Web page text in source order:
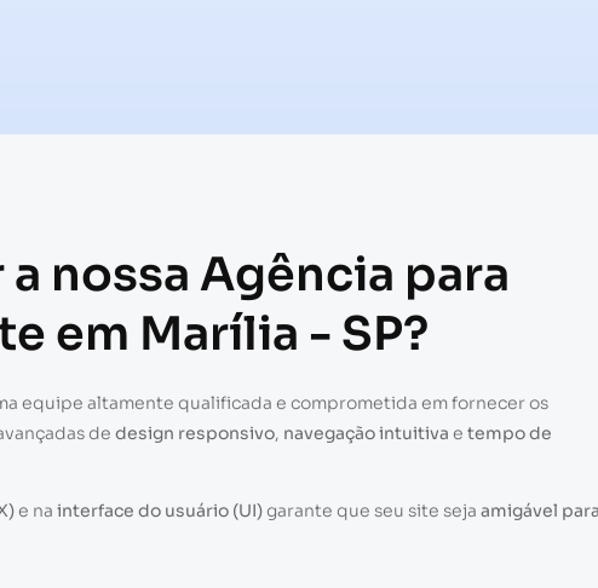
nossa Agência para
em Marília - SP?
equipe altamente qualificada e comprometida em fornecer os
de design responsivo, navegação intuitiva e tempo de
e na interface do usuário (UI)garante que seu site seja amigável